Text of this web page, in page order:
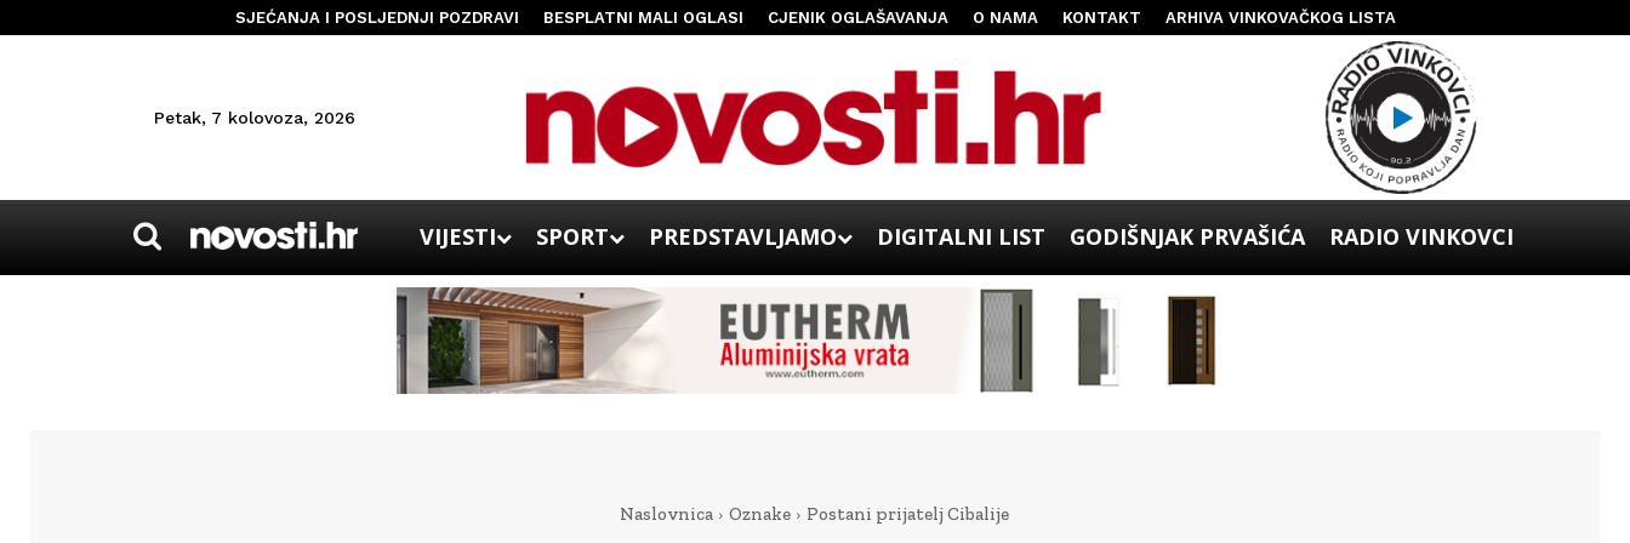
SJEĆANJA I POSLJEDNJI POZDRAVI BESPLATNI MALI OGLASI CJENIK OGLAŠAVANJA O NAMA KONTAKT ARHIVA VINKOVAČKOG LISTA
Petak, 7 kolovoza, 2026
VIJESTI SPORT PREDSTAVLJAMO DIGITALNI LIST GODIŠNJAK PRVAŠIĆA RADIO VINKOVCI
Naslovnica Oznake Postani prijatelj Cibalije